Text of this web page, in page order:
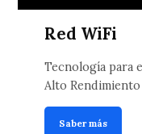
Red WiFi
Tecnología para
Alto
Saber más